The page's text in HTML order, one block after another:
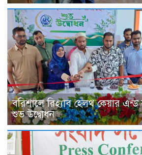
বরিশালে রিহ্যাব হেলথ কেয়ার এন্ড
শুভ উদ্বোধন